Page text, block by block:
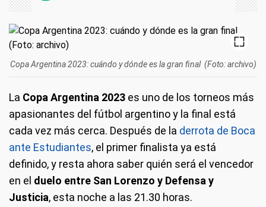
Copa Argentina 2023: cuándo y dónde es la gran final (Foto: archivo)
La Copa Argentina 2023 es uno de los torneos más
apasionantes del fútbol argentino y la final está
cada vez más cerca. Después de la derrota de Boca
ante Estudiantes, el primer finalista ya está
definido, y resta ahora saber quién será el vencedor
en el duelo entre San Lorenzo y Defensa y
Justicia, esta noche a las 21.30 horas.